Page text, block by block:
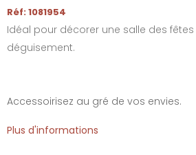
Réf: 1081954
Idéal pour décorer une salle des
déguisement.
Accessoirisez au gré de vos envies.
Plus d'informations